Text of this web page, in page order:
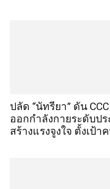
ปลัด “นัทรียา” ดัน
ออกกำลังกายระดับป
สร้างแรงจูงใจ ตั้งเป้า